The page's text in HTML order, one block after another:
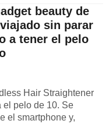
beauty de
sin parar
a tener el pelo
Hair Straightener
el pelo de 10. Se
el smartphone y,